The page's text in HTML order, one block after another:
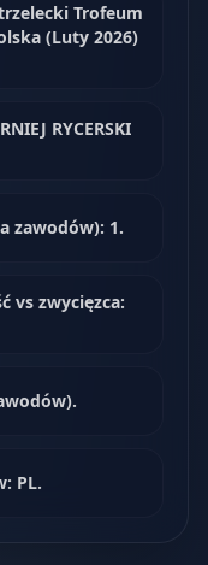
Trofeum
(Luty 2026)
RYCERSKI
zawodów): 1.
vs zwycięzca:
PL.